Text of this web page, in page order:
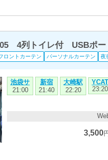
4列トイレ付 USBポー
ロントカーテン パーソナルカーテン 夜
池袋サ
21:00
新宿
21:40
大崎駅
22:20
YCAT
23:20
3,500